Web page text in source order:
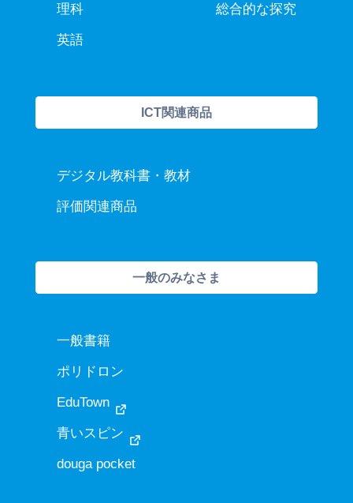
理科
英語
総合的な探究
ICT関連商品
デジタル教科書・教材
評価関連商品
一般のみなさま
一般書籍
ポリドロン
EduTown
青いスピン
douga pocket